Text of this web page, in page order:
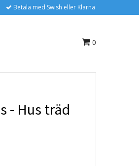
Betala med Swish eller Klarna
0
- Hus träd